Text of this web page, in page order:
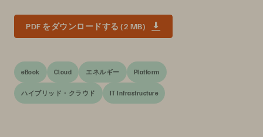
PDF をダウンロードする (2 MB)
eBook Cloud エネルギー Platform
ハイブリッド・クラウド IT Infrastructure